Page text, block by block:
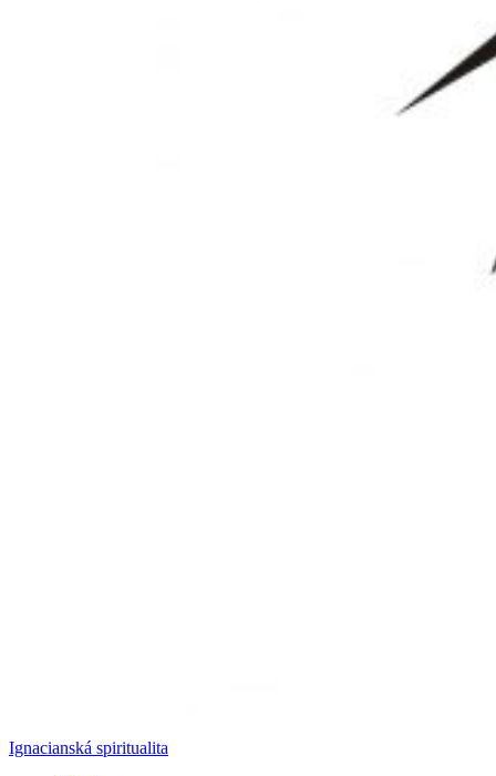
Ignacianská spiritualita